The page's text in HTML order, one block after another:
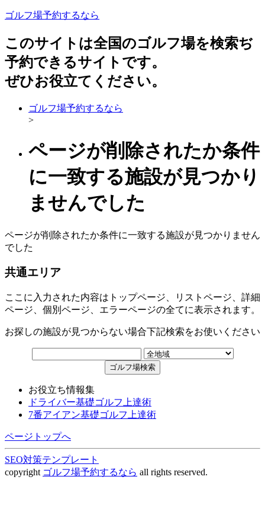
ゴルフ場予約するなら
このサイトは全国のゴルフ場を検索ぢ
予約できるサイトです。
ぜひお役立てください。
ゴルフ場予約するなら
>
ページが削除されたか条件
に一致する施設が見つかり
ませんでした
ページが削除されたか条件に一致する施設が見つかりません
でした
共通エリア
ここに入力された内容はトップページ、リストページ、詳細
ページ、個別ページ、エラーページの全てに表示されます。
お探しの施設が見つからない場合下記検索をお使いください
お役立ち情報集
ドライバー基礎ゴルフ上達術
7番アイアン基礎ゴルフ上達術
ページトップへ
SEO対策テンプレート
copyright ゴルフ場予約するなら all rights reserved.